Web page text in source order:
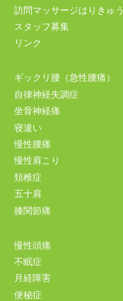
訪問マッサージはりきゅう
スタッフ募集
リンク
ギックリ腰（急性腰痛）
自律神経失調症
坐骨神経痛
寝違い
慢性腰痛
慢性肩こり
頚椎症
五十肩
膝関節痛
慢性頭痛
不眠症
月経障害
便秘症